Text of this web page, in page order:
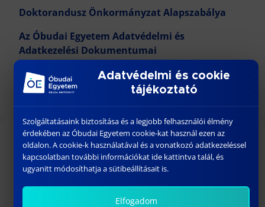
Doktorandusz Önkormányzat Alapszabálya
Az Óbudai Egyetem Adatvédelmi és
Adatkezelési Dokumentumai
Az Óbudai Egyetem Szellemitulajdon kezelési
szabályzata
TOVÁBBI LINKEK
Virtuális Kutató Laboratórium
Adatvédelmi és cookie
tájékoztató
Szolgáltatásaink biztosítása és a legjobb felhasználói élmény
érdekében az Óbudai Egyetem cookie-kat használ ezen az
oldalon. A cookie-k használatával és a vonatkozó adatkezeléssel
kapcsolatban további információkat ide kattintva talál, és
ugyanitt módosíthatja a sütibeállításait is.
Elfogadom